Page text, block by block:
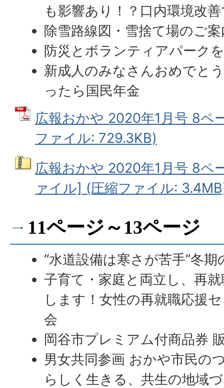
も影響あり！？口内環境改
除雪路線図・雪捨て場のご
防災とボランティアパーク
新成人のみなさんおめでと
ったら国民年金
広報おかや 2020年1月号 8ペ
ファイル: 729.3KB)
広報おかや 2020年1月号 8ペ
ァイル] (圧縮ファイル:
11ページ～13ページ
“水道設備は寒さが苦手”冬
子育て・家庭と両立し、再
します！女性の再就職応援
会
岡谷市プレミアム付商品券
男女共同参画 おかや市民の
らしく生きる、共生の地域